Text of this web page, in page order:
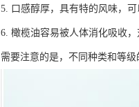
5. 口感醇厚，具有特的风味，可
6. 橄榄油容易被人体消化吸收，
需要注意的是，不同种类和等